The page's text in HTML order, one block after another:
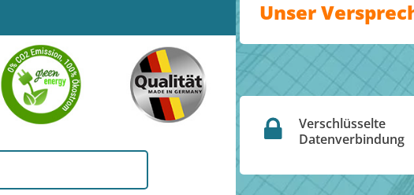
Unser
Verschlüsselte
Datenverbindung